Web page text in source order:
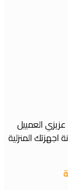
العمييل
المنزلية